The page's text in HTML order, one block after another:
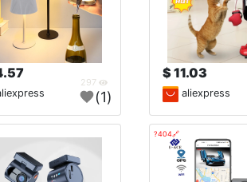
11.03 $
aliexpress
$
(1)
🔗404?